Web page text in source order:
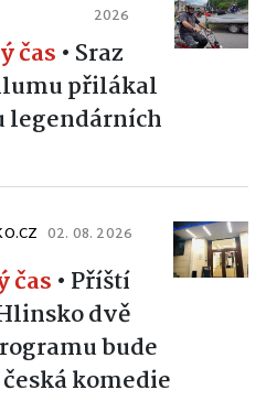
2026
čas • Sraz
přilákal
legendárních
02. 08. 2026
čas • Příští
dvě
bude
komedie